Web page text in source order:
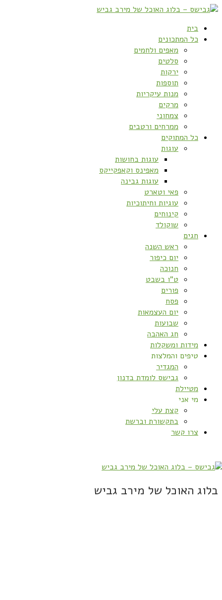
בית
כל המתכונים
מאפים ולחמים
סלטים
ירקות
תוספות
מנות עיקריות
מרקים
צמחוני
ממרחים ורטבים
כל המתוקים
עוגות
עוגות בחושות
מאפינס וקאפקייקס
עוגות גבינה
פאי וטארט
עוגיות וחיתוכיות
קינוחים
שוקולד
חגים
ראש השנה
יום כיפור
חנוכה
ט”ו בשבט
פורים
פסח
יום העצמאות
שבועות
חג האהבה
מידות ומשקלות
טיפים והמלצות
המגדיר
גבישס לומדת בדנון
מטיילת
מי אני
קצת עלי
בתקשורת וברשת
צרו קשר
בלוג האוכל של מירב גביש